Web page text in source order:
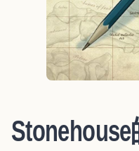
Stonehouse